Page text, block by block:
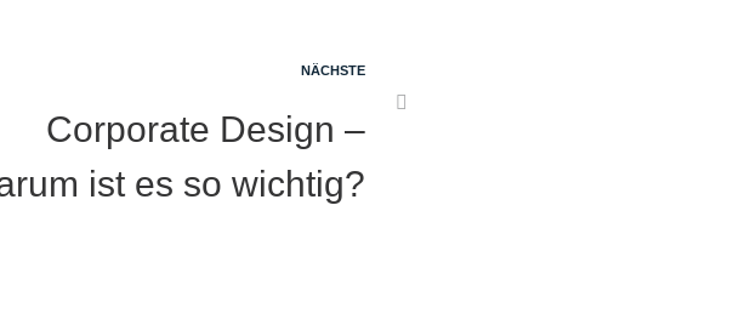
NÄCHSTE
Corporate Design –
ist es so wichtig?